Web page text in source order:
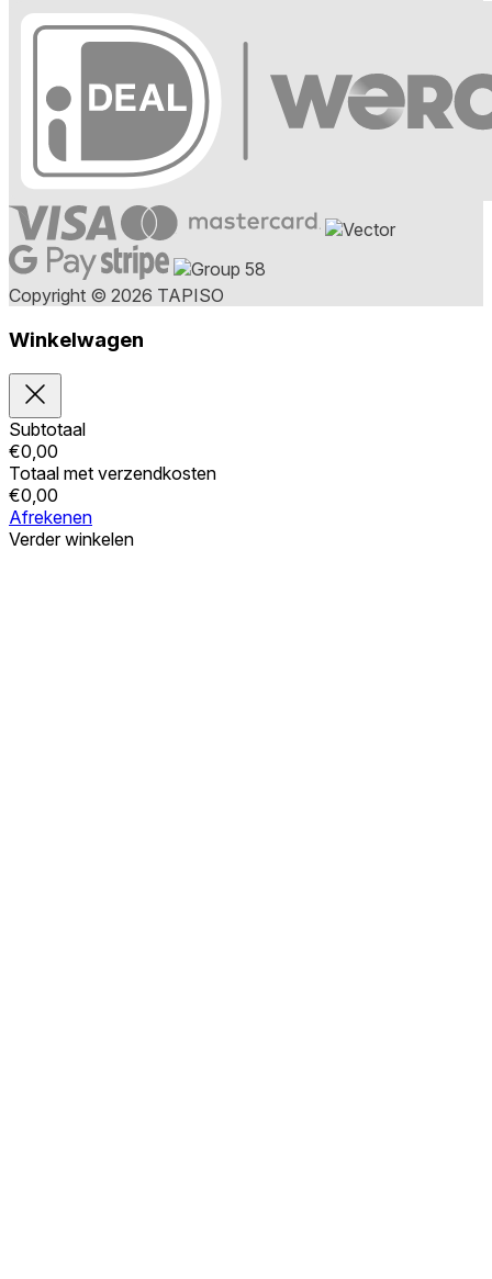
Copyright © 2026 TAPISO
Winkelwagen
Subtotaal
€0,00
Totaal met verzendkosten
€0,00
Afrekenen
Verder winkelen